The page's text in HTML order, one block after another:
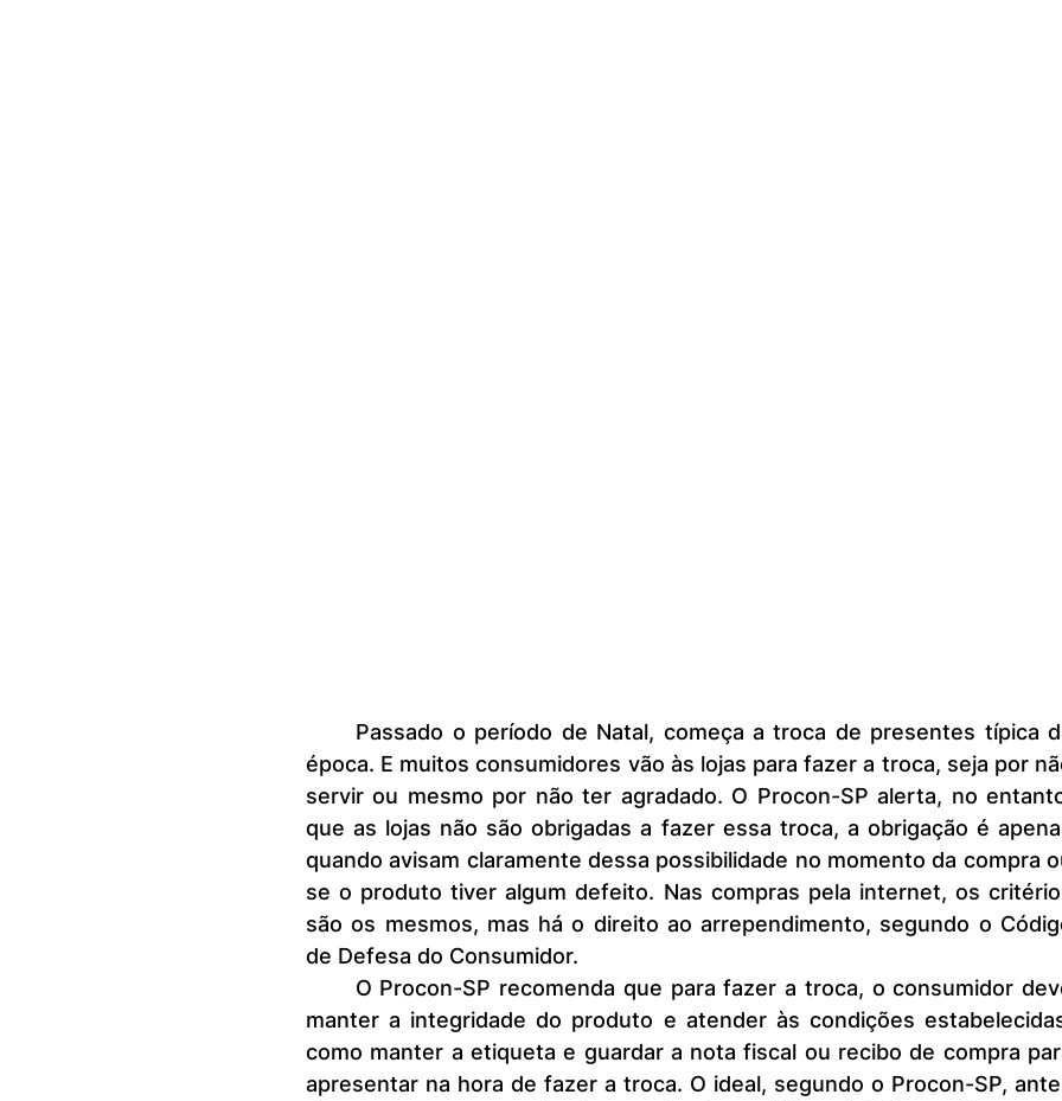
época. E muitos consumidores vão às lojas para fazer a troca, seja por
servir ou mesmo por não ter agradado. O Procon-SP alerta, no
que as lojas não são obrigadas a fazer essa troca, a obrigação é
quando avisam claramente dessa possibilidade no momento da compra
se o produto tiver algum defeito. Nas compras pela internet, os
são os mesmos, mas há o direito ao arrependimento, segundo o
de Defesa do Consumidor.
manter a integridade do produto e atender às condições
como manter a etiqueta e guardar a nota fiscal ou recibo de compra
apresentar na hora de fazer a troca. O ideal, segundo o Procon-SP,